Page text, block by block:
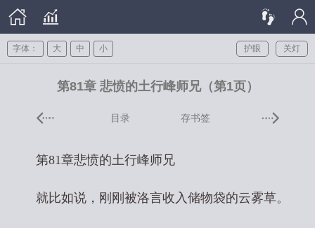
关灯
护眼
字体： 大 中 小
第81章 悲愤的土行峰师兄（第1页）
目录 存书签
第81章悲愤的土行峰师兄
就比如说，刚刚被洛言收入储物袋的云雾草。